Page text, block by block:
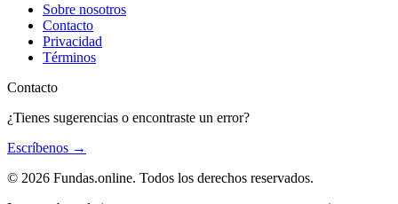
Sobre nosotros
Contacto
Privacidad
Términos
Contacto
¿Tienes sugerencias o encontraste un error?
Escríbenos →
© 2026 Fundas.online. Todos los derechos reservados.